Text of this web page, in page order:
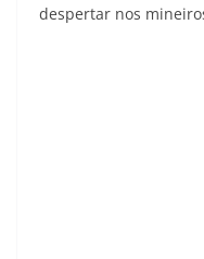
despertar nos